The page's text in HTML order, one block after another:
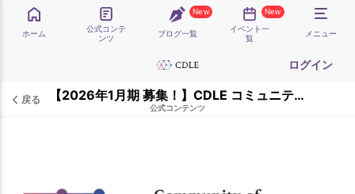
ホーム
公式コンテ
ンツ
New
ブログ一覧
New
イベント一
覧
メニュー
ログイン
戻る 【2026年1月期 募集！】CDLE コミュニティサイト β版 参加要項
公式コンテンツ